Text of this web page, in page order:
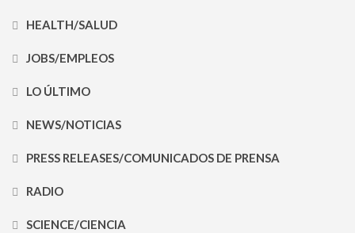
HEALTH/SALUD
JOBS/EMPLEOS
LO ÚLTIMO
NEWS/NOTICIAS
PRESS RELEASES/COMUNICADOS DE PRENSA
RADIO
SCIENCE/CIENCIA